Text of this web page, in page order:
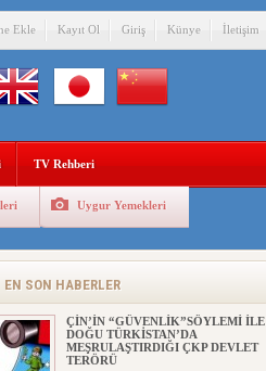
Ekle Kayıt Ol Giriş Künye İletişim
TV Rehberi
Uygur Yemekleri
EN SON HABERLER
Eğitimci Abdull...
ÇİN’İN “GÜVENLİK”SÖYLEMİ İLE
DOĞU TÜRKİSTAN’DA
MEŞRULAŞTIRDIĞI ÇKP DEVLET
TERÖRÜ